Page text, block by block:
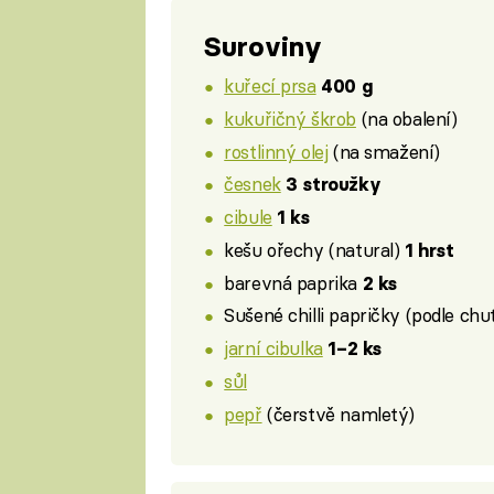
Suroviny
kuřecí prsa 400 g
kukuřičný škrob (na obalení)
rostlinný olej(na smažení)
česnek 3 stroužky
cibule 1 ks
kešu ořechy (natural) 1 hrst
barevná paprika 2 ks
Sušené chilli papričky (podle
jarní cibulka 1–2 ks
sůl
pepř (čerstvě namletý)